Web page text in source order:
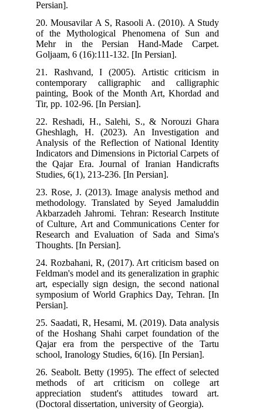
20. Mousavilar A S, Rasooli A. (2010). A Study
of the Mythological Phenomena of Sun and
Mehr in the Persian Hand-Made Carpet.
Goljaam, 6 (16):111-132. [In Persian].
21. Rashvand, I (2005). Artistic criticism in
contemporary calligraphic and calligraphic
painting, Book of the Month Art, Khordad and
Tir, pp. 102-96. [In Persian].
22. Reshadi, H., Salehi, S., & Norouzi Ghara
Gheshlagh, H. (2023). An Investigation and
Analysis of the Reflection of National Identity
Indicators and Dimensions in Pictorial Carpets of
the Qajar Era. Journal of Iranian Handicrafts
Studies, 6(1), 213-236. [In Persian].
23. Rose, J. (2013). Image analysis method and
methodology. Translated by Seyed Jamaluddin
Akbarzadeh Jahromi. Tehran: Research Institute
of Culture, Art and Communications Center for
Research and Evaluation of Sada and Sima's
Thoughts. [In Persian].
24. Rozbahani, R, (2017). Art criticism based on
Feldman's model and its generalization in graphic
art, especially sign design, the second national
symposium of World Graphics Day, Tehran. [In
25. Saadati, R, Hesami, M. (2019). Data analysis
of the Hoshang Shahi carpet foundation of the
Qajar era from the perspective of the Tartu
school, Iranology Studies, 6(16). [In Persian].
26. Seabolt. Betty (1995). The effect of selected
methods of art criticism on college art
appreciation student's attitudes toward art.
(Doctoral dissertation, university of Georgia).